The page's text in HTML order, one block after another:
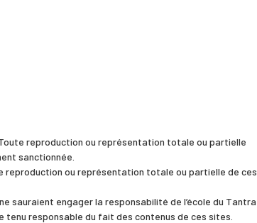
reproduction ou représentation totale ou partielle
sanctionnée.
reproduction ou représentation totale ou partielle de ces
sauraient engager la responsabilité de l’école du Tantra
responsable du fait des contenus de ces sites.